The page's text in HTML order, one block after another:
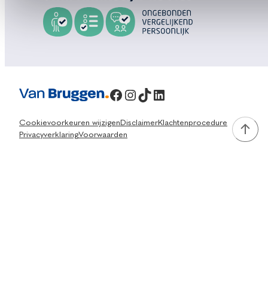
Facebook
Instagram
TikTok
LinkedIn
Cookievoorkeuren wijzigen DisclaimerKlachtenprocedure
PrivacyverklaringVoorwaarden